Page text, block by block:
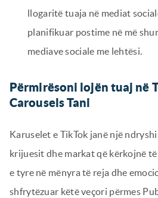
llogaritë tuaja në mediat
planifikuar postime në më
mediave sociale me lehtësi.
Përmirësoni lojën tuaj në
Carousels Tani
Karuselet e TikTok janë një
krijuesit dhe markat që kërkojnë
e tyre në mënyra të reja dhe
shfrytëzuar këtë veçori përmes